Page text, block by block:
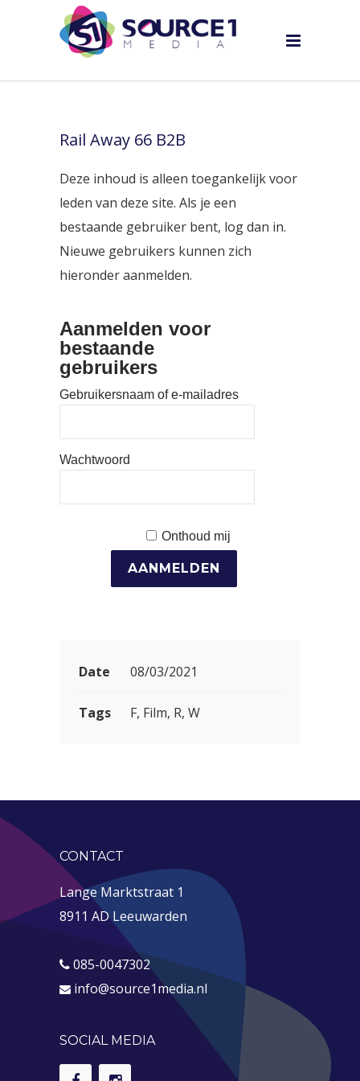
Rail Away 66 B2B
Deze inhoud is alleen toegankelijk voor
leden van deze site. Als je een
bestaande gebruiker bent, log dan in.
Nieuwe gebruikers kunnen zich
hieronder aanmelden.
Aanmelden voor
bestaande
gebruikers
Gebruikersnaam of e-mailadres
Wachtwoord
Onthoud mij
Date 08/03/2021
Tags F, Film, R, W
CONTACT
Lange Marktstraat 1
8911 AD Leeuwarden
085-0047302
info@source1media.nl
SOCIAL MEDIA